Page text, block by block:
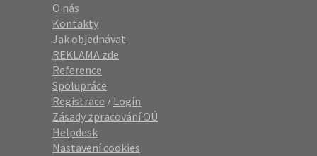
O nás
Kontakty
Jak objednávat
REKLAMA zde
Reference
Spolupráce
Registrace / Login
Zásady zpracování OÚ
Helpdesk
Nastavení cookies